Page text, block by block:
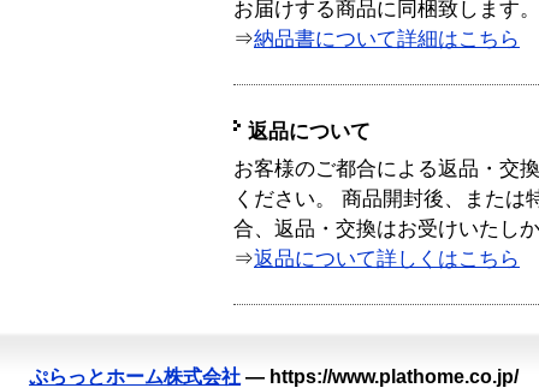
お届けする商品に同梱致します。
⇒納品書について詳細はこちら
返品について
お客様のご都合による返品・交
ください。 商品開封後、または
合、返品・交換はお受けいたし
⇒返品について詳しくはこちら
ぷらっとホーム株式会社 — https://www.plathome.co.jp/